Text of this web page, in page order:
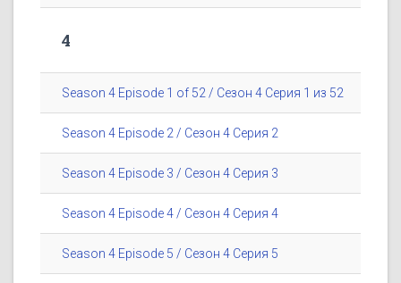
4
Season 4 Episode 1 of 52 / Сезон 4 Серия 1 из 52
Season 4 Episode 2 / Сезон 4 Серия 2
Season 4 Episode 3 / Сезон 4 Серия 3
Season 4 Episode 4 / Сезон 4 Серия 4
Season 4 Episode 5 / Сезон 4 Серия 5